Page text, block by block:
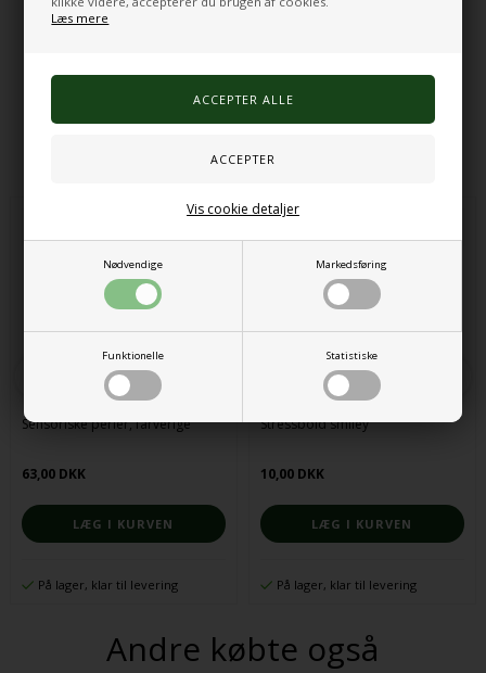
Læs mere
Nødvendige Markedsføring
Funktionelle Statistiske
Vis cookie detaljer
Mål: 2,5 x 2,5 cm, længder: 10 til 100 cm
Aldersanbefaling: Fra 3 år
Alternative produkter
Sensoriske perler, farverige
63,00 DKK
På lager, klar til levering
Stressbold smiley
10,00 DKK
På lager, klar til levering
Andre købte også